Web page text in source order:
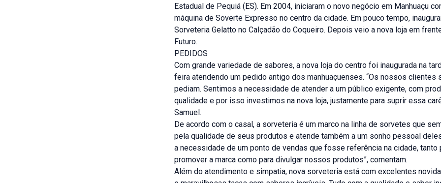
Estadual de Pequiá (ES). Em 2004, iniciaram o novo negócio em Manhuaçu
máquina de Soverte Expresso no centro da cidade. Em pouco tempo,
Sorveteria Gelatto no Calçadão do Coqueiro. Depois veio a nova loja em
Futuro.
PEDIDOS
Com grande variedade de sabores, a nova loja do centro foi inaugurada na
feira atendendo um pedido antigo dos manhuaçuenses. “Os nossos clientes
pediam. Sentimos a necessidade de atender a um público exigente, com
qualidade e por isso investimos na nova loja, justamente para suprir essa
Samuel.
De acordo com o casal, a sorveteria é um marco na linha de sorvetes que
pela qualidade de seus produtos e atende também a um sonho pessoal
a necessidade de um ponto de vendas que fosse referência na cidade, tanto
promover a marca como para divulgar nossos produtos”, comentam.
Além do atendimento e simpatia, nova sorveteria está com excelentes